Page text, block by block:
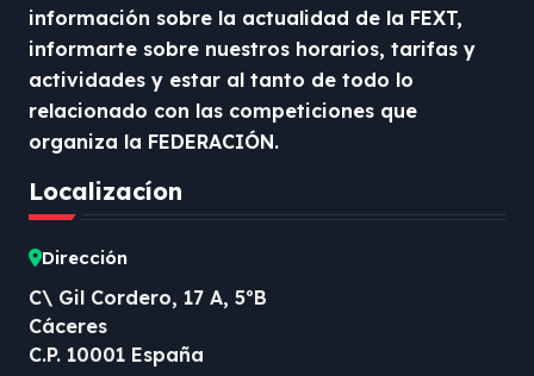
información sobre la actualidad de la FEXT,
informarte sobre nuestros horarios, tarifas y
actividades y estar al tanto de todo lo
relacionado con las competiciones que
organiza la FEDERACIÓN.
Localizacíon
Dirección
C\ Gil Cordero, 17 A, 5ºB
Cáceres
C.P. 10001 España